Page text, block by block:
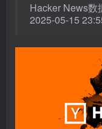
Hacker News数
2025-05-15